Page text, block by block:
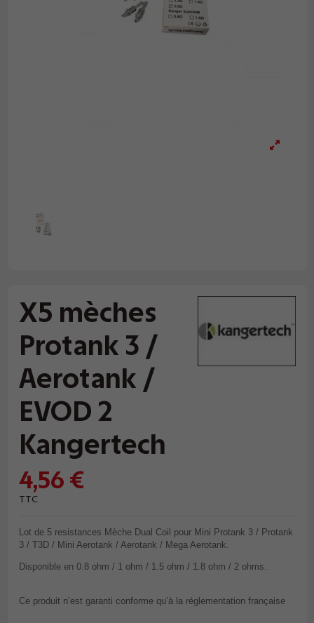
X5 mèches
Protank 3 /
Aerotank /
EVOD 2
Kangertech
4,56 €
TTC
Lot de 5 resistances Mèche Dual Coil pour Mini Protank 3 / Protank
3 / T3D / Mini Aerotank / Aerotank / Mega Aerotank.
Disponible en 0.8 ohm / 1 ohm / 1.5 ohm / 1.8 ohm / 2 ohms.
Ce produit n’est garanti conforme qu’à la réglementation française